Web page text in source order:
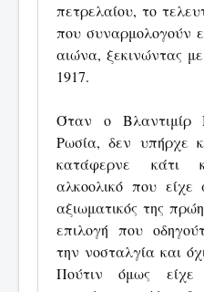
πετρελαίου, το
που συναρμολογούν
αιώνα, ξεκινώντας
1917.
Όταν ο Βλαντιμίρ
Ρωσία, δεν υπήρχε
κατάφερνε κάτι
αλκοολικό που είχε
αξιωματικός της
επιλογή που
την νοσταλγία και
Πούτιν όμως είχε